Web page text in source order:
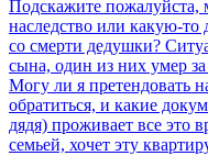
Подскажите пожалуйста,
наследство или какую-то
со смерти дедушки?
сына, один из них умер
Могу ли я претендовать
обратиться, и какие
дядя) проживает все это
семьей, хочет эту